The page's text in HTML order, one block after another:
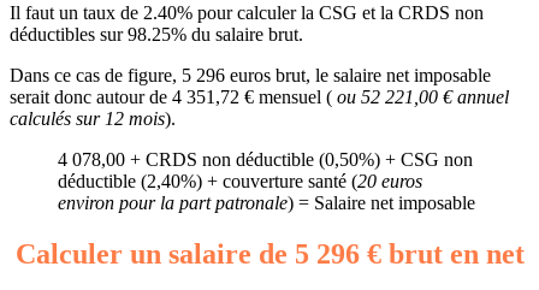
Il faut un taux de 2.40% pour calculer la CSG et la CRDS non
déductibles sur 98.25% du salaire brut.
Dans ce cas de figure, 5 296 euros brut, le salaire net imposable
serait donc autour de 4 351,72 € mensuel ( ou 52 221,00 € annuel
calculés sur 12 mois).
4 078,00 + CRDS non déductible (0,50%) + CSG non
déductible (2,40%) + couverture santé (20 euros
environ pour la part patronale) = Salaire net imposable
Calculer un salaire de 5 296 € brut en net